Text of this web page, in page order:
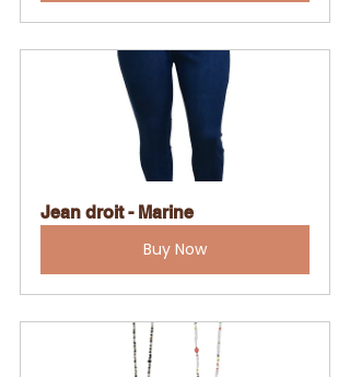
Jean droit - Marine
Buy Now